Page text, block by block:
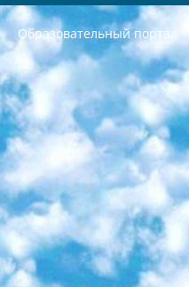
Образовательный портал
РЕСПУБЛИКА УЗБЕКИСТАН МИНИСТРЕРСТВО ДОШКОЛЬНОГО И ШКОЛЬНОГО ОБРАЗОВАНИЯ КОМАНДА в общеобразовательных учреждениях в 2023-2024 учебном году организация и проведение итоговой государственной аттестации обучающихся о Министра дошкольного и школьного образования Республики Узбекистан от 4 марта 2008 года (постановлением Минюста от 20 марта 2008 года № 1778 государственной регистрации) «Итоговое состояние учащихся общего среднего образования на основании положения об утверждении положения об аттестации общего среднего образования выпускной экзамен студентов в образовательных учреждениях в 2023-2024 учебном году В целях организации и прохождения аттестации приказываю: 1. Следующее: перечень предметов, по которым будет проводиться итоговая государственная аттестация и экзамен формы перевода согласно приложению 1; сертификаты международного образца, оценивающие уровень владения иностранными языками перечень согласно приложению 2; 2. Педагогический при специализированных образовательных учреждениях. научно-практический центр квалификации и международной оценки (Д.Давидова) 2024 г. До 25 марта: задания по предметам, по которым будет проводиться итоговая аттестация разработка и утверждение технических условий; итоговая аттестация на основании разработанного предметного задания разработка вопросов по предметам (устно и письменно), экзамен передача; общеобразовательные средние школы и специальные учебные заведения учащиеся выпускных классов школ и интернатов в агентской системе подготовка базы данных экзаменационных материалов и критериев оценки; перевод базы экзаменационных материалов на все языки обучения подать в Республиканский образовательный центр для изготовления; варианты экзаменов на основе разработанных контрольных материалов пусть будут поставлены задачи формирования. 3. Республиканский образовательный центр (Ш.Худайкулов) до 5 апреля 2024 года. до: база данных предоставленных экзаменационных материалов на все языки обучения перевод и экспертиза; для слепых, слабовидящих, глухих, слабослышащих и умственно отсталых детей учащиеся выпускных классов специализированных школ и школ-интернатов база данных экзаменационных материалов на всех преподаваемых языках подготовка критериев оценки; специализированные школы для умственно отсталых детей и технологии для учащихся выпускных классов школ-интернатов разработка соответствующих рекомендаций и критериев проведения ЕГЭ по естествознанию давать задания. 4. Педагогический при специализированных образовательных учреждениях. Научно-практический центр навыков и международной оценки (Д.Давидова), Республика образовательный центр (Худайкулов Ш.) итоговый государственный аттестационный экзамен ориентирован на творческое и логическое мышление при подготовке базы материалов учитывать введение заданий. 5. Следует отметить, что: сертификат государственного образца о знании общеобразовательного предмета и как минимум национальный уровень B1 по предметам на иностранных языках, указанным в Приложении 2. или международно признанный сертификат эквивалентного уровня студенты, изучающие определенный предмет, освобождаются от экзамена; по соответствующим предметам запланирована итоговая государственная аттестация за день до дня, путем жеребьевки Рабочей группой (в письменной форме по предметам, проводимым в форме) из числа сформированных вариантов выбрано 2 варианта; 2 выбранных варианта экзамена анонсированы на официальном сайте министерства и все выпускники по всей стране на основе этих вариантов проводит итоговую государственную аттестацию. 6. Государственное образование учащихся средних общеобразовательных учреждений. знания в соответствии с квалификационными требованиями, которые необходимо приобрести на основании стандартов итоговый (выпускной) контроль для 9 и 11 классов в целях тестирования Экзамены (далее – экзамены) состоят из предметов, перечисленных в приложении 1. будет сделано. 7. Экзамены пройдут с 26 мая по 15 июня 2024 г. (кроме науки физического воспитания). 8. Физическая для учащихся 9 классов общесредних образовательных учреждений. Экзамены по предмету «Образование, квалификация медицина» 1-6 мая 2024 года. сотрудники перевести под присмотр (с отклонениями в физическом или умственном развитии) специализированная школа для детей, школы-интернаты и со сколиозом школы-интернаты санаторного типа для больных детей исключены). 9. Он был слепым, слабовидящим и имел нарушения опорно-двигательного аппарата. экзамены в специализированных школах и интернатах для детей должны проводиться исходя из требований, предъявляемых к общеобразовательным учреждениям (физкультура кроме науки). 10. Специализированная школа для глухих и слабослышащих детей. и экзамены в интернатах и быть реализован в виде письменного теста по математике. 11. Специальность для умственно отсталых детей. Для 9 класса Родной язык и литературное письмо Государственный язык (язык обучения – узбекский). для неклассов) написано Математическое письмо Письменная/устная история Узбекистана Физическое воспитание практично Итоговый контроль Для 11 класса Написание родного языка и литературы (эссе) Математическое письмо Узбекский язык (обучение на узбекском языке) не посещающее общее среднее образование для учреждений)/Образовательное учреждение выбор письменный и устный Иностранный язык письменный/устный Письменная/устная история Узбекистана *По выбору студента:  Химия  Физика  Основы государственного права  География 10 бесплатных образовательных ресурсов - Мы составили подборку онлайн-проектов с интерактивными упражнениями, видеолекциями и статьями. Они